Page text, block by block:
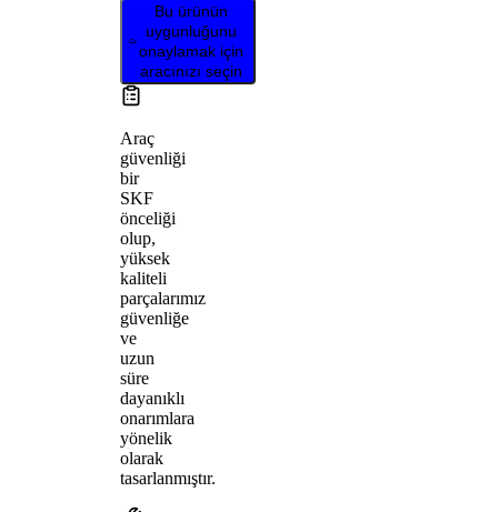
Bu ürünün
uygunluğunu
onaylamak için
aracınızı seçin
Araç
güvenliği
bir
SKF
önceliği
olup,
yüksek
kaliteli
parçalarımız
güvenliğe
ve
uzun
süre
dayanıklı
onarımlara
yönelik
olarak
tasarlanmıştır.